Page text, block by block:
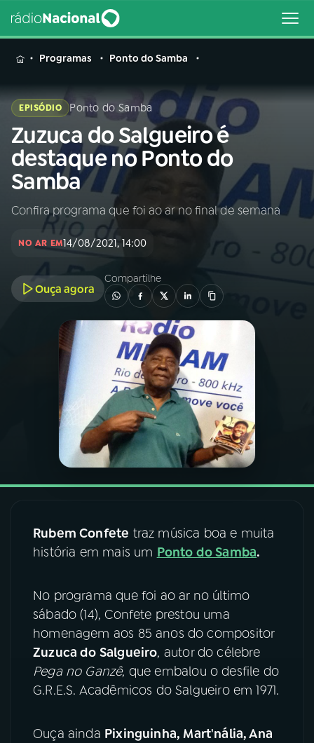
MENU
Buscar
na
Rádio
Nacional
Buscar
AO VIVO
02A RÁDIO
PROGRAMAÇÃO
PROGRAMAS
PODCASTS
06VIDEOCASTS
07ÚLTIMAS
ACOMPANHE A RÁDIO NACIONAL
YouTube Facebook
Instagram X
Programas Ponto do Samba
EPISÓDIO Ponto do Samba
Zuzuca do Salgueiro é
destaque no Ponto do
Samba
Confira programa que foi ao ar no final de semana
NO AR EM14/08/2021, 14:00
Ouça agora
Compartilhe
Rubem Confete traz música boa e muita
história em mais um Ponto do Samba.
No programa que foi ao ar no último
sábado (14), Confete prestou uma
homenagem aos 85 anos do compositor
Zuzuca do Salgueiro, autor do célebre
Pega no Ganzê, que embalou o desfile do
G.R.E.S. Acadêmicos do Salgueiro em 1971.
Ouça ainda Pixinguinha, Mart'nália, Ana